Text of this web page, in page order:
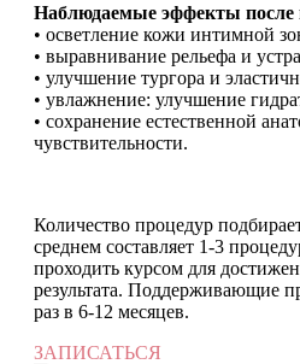
Наблюдаемые эффекты после
• осветление кожи интимной
• выравнивание рельефа и
• улучшение тургора и
• увлажнение: улучшение
• сохранение естественной
чувствительности.
Количество процедур
среднем составляет 1-3
проходить курсом для
результата. Поддерживающие
раз в 6-12 месяцев.
ЗАПИСАТЬСЯ